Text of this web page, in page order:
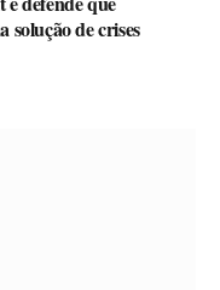
solução de crises